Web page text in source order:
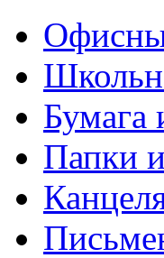
Бумага
Папки